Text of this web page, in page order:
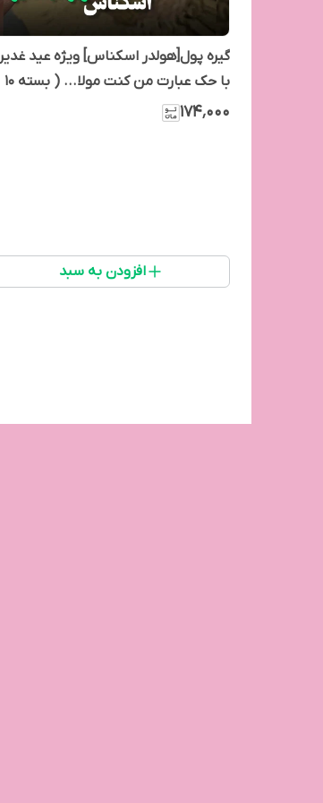
گیره پول[هولدر اسکناس] ویژه عید غدیر
با حک عبارت من کنت مولا... ( بسته 10
عددی )
۱۷۴٬۰۰۰
افزودن به سبد